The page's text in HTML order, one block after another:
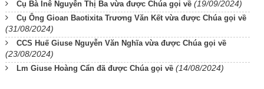
Cụ Bà Inê Nguyễn Thị Ba vừa được Chúa gọi về (19/09/2024)
Cụ Ông Gioan Baotixita Trương Văn Kết vừa được Chúa gọi về
(31/08/2024)
CCS Huế Giuse Nguyễn Văn Nghĩa vừa được Chúa gọi về
(23/08/2024)
Lm Giuse Hoàng Cẩn đã được Chúa gọi về (14/08/2024)